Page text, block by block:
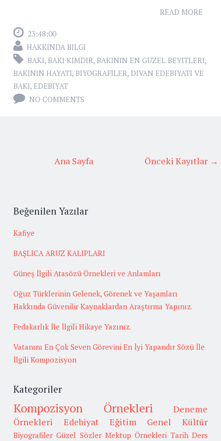
READ MORE
23:48:00
HAKKINDA BILGI
BAKI, BAKI KIMDIR, BAKININ EN GÜZEL BEYITLERI,
BAKININ HAYATI, BIYOGRAFILER, DIVAN EDEBIYATI VE
BAKI, EDEBIYAT
NO COMMENTS
Önceki Kayıtlar →
Ana Sayfa
Beğenilen Yazılar
Kafiye
BAŞLICA ARUZ KALIPLARI
Güneş İlgili Atasözü Örnekleri ve Anlamları
Oğuz Türklerinin Gelenek, Görenek ve Yaşamları
Hakkında Güvenilir Kaynaklardan Araştırma Yapınız.
Fedakarlık İle İlgili Hikaye Yazınız.
Vatanını En Çok Seven Görevini En İyi Yapandır Sözü İle
İlgili Kompozisyon
Kategoriler
Kompozisyon Örnekleri
Deneme
Örnekleri
Edebiyat Eğitim Genel Kültür
Biyografiler Güzel Sözler Mektup Örnekleri Tarih Ders